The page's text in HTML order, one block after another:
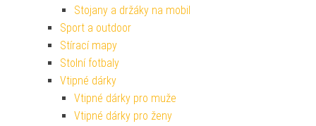
Stojany a držáky na mobil
Sport a outdoor
Stírací mapy
Stolní fotbaly
Vtipné dárky
Vtipné dárky pro muže
Vtipné dárky pro ženy